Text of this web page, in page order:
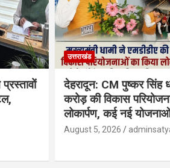
उत्तराखंड
देहरादून: CM पुष्कर सिंह
करोड़ की विकास
लोकार्पण, कई नई
August 5, 2026